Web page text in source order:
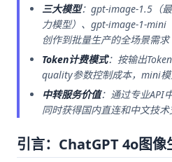
三大模型：gpt-image-1.5（
力模型）、gpt-image-1-mini
创作到批量生产的全场景需求
Token计费模式：按输出
quality参数控制成本，mini
中转服务价值：通过专业API
同时获得国内直连和中文技术
引言：ChatGPT 4o图像